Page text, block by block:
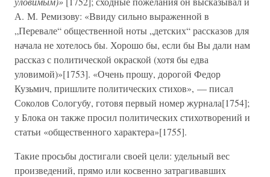
А. М. Ремизову: «Ввиду сильно выраженной в
„Перевале“ общественной ноты „детских“ рассказов для
начала не хотелось бы. Хорошо бы, если бы Вы дали нам
рассказ с политической окраской (хотя бы едва
уловимой)»[1753]. «Очень прошу, дорогой Федор
Кузьмич, пришлите политических стихов», — писал
Соколов Сологубу, готовя первый номер журнала[1754];
у Блока он также просил политических стихотворений и
статьи «общественного характера»[1755].
Такие просьбы достигали своей цели: удельный вес
произведений, прямо или косвенно затрагивавших